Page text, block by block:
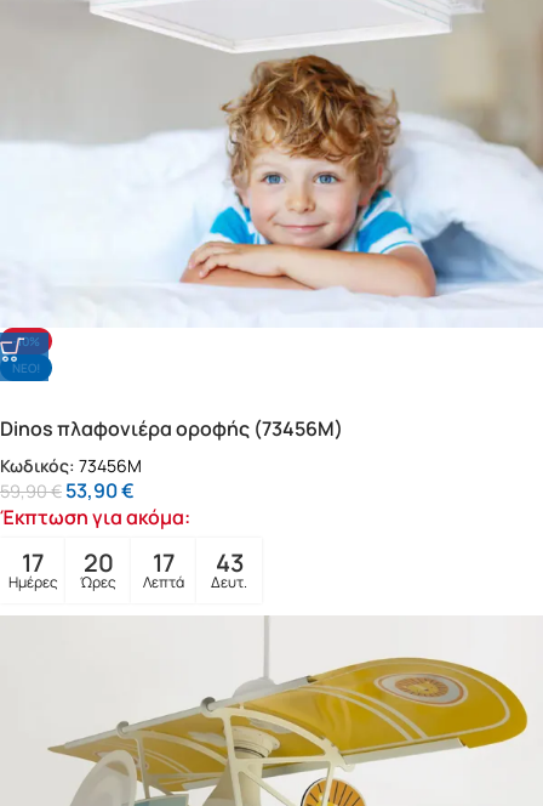
-10%
NΕΟ!
Dinos πλαφονιέρα οροφής (73456M)
Κωδικός: 73456M
59,90€ 53,90€
Έκπτωση για ακόμα:
17
Ημέρες
20
Ώρες
17
Λεπτά
41
Δευτ.